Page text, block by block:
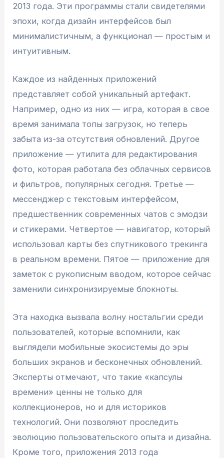
2013 года. Эти программы стали свидетелями
эпохи, когда дизайн интерфейсов был
минималистичным, а функционал — простым и
интуитивным.
Каждое из найденных приложений
представляет собой уникальный артефакт.
Например, одно из них — игра, которая в свое
время занимала топы загрузок, но теперь
забыта из-за отсутствия обновлений. Другое
приложение — утилита для редактирования
фото, которая работала без облачных сервисов
и фильтров, популярных сегодня. Третье —
мессенджер с текстовым интерфейсом,
предшественник современных чатов с эмодзи
и стикерами. Четвертое — навигатор, который
использовал карты без спутникового трекинга
в реальном времени. Пятое — приложение для
заметок с рукописным вводом, которое сейчас
заменили синхронизируемые блокноты.
Эта находка вызвала волну ностальгии среди
пользователей, которые вспомнили, как
выглядели мобильные экосистемы до эры
больших экранов и бесконечных обновлений.
Эксперты отмечают, что такие «капсулы
времени» ценны не только для
коллекционеров, но и для историков
технологий. Они позволяют проследить
эволюцию пользовательского опыта и дизайна.
Кроме того, приложения 2013 года